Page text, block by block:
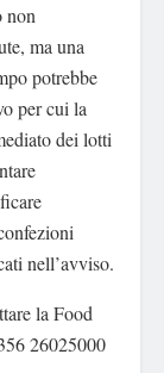
non
ma una
potrebbe
per cui la
dei lotti
nell’avviso.
la Food
26025000